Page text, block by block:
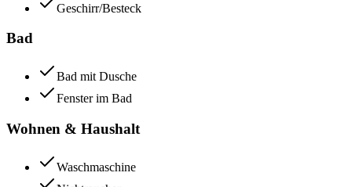
Geschirr/Besteck
Bad
Bad mit Dusche
Fenster im Bad
Wohnen & Haushalt
Waschmaschine